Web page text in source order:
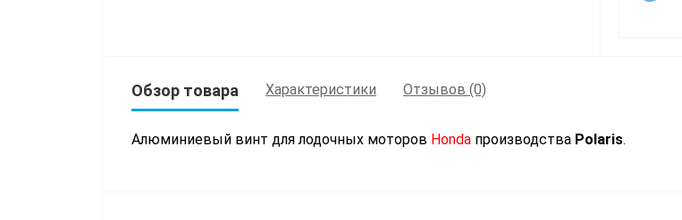
Обзор товара Характеристики Отзывов (0)
Алюминиевый винт для лодочных моторов Honda производства Polaris.